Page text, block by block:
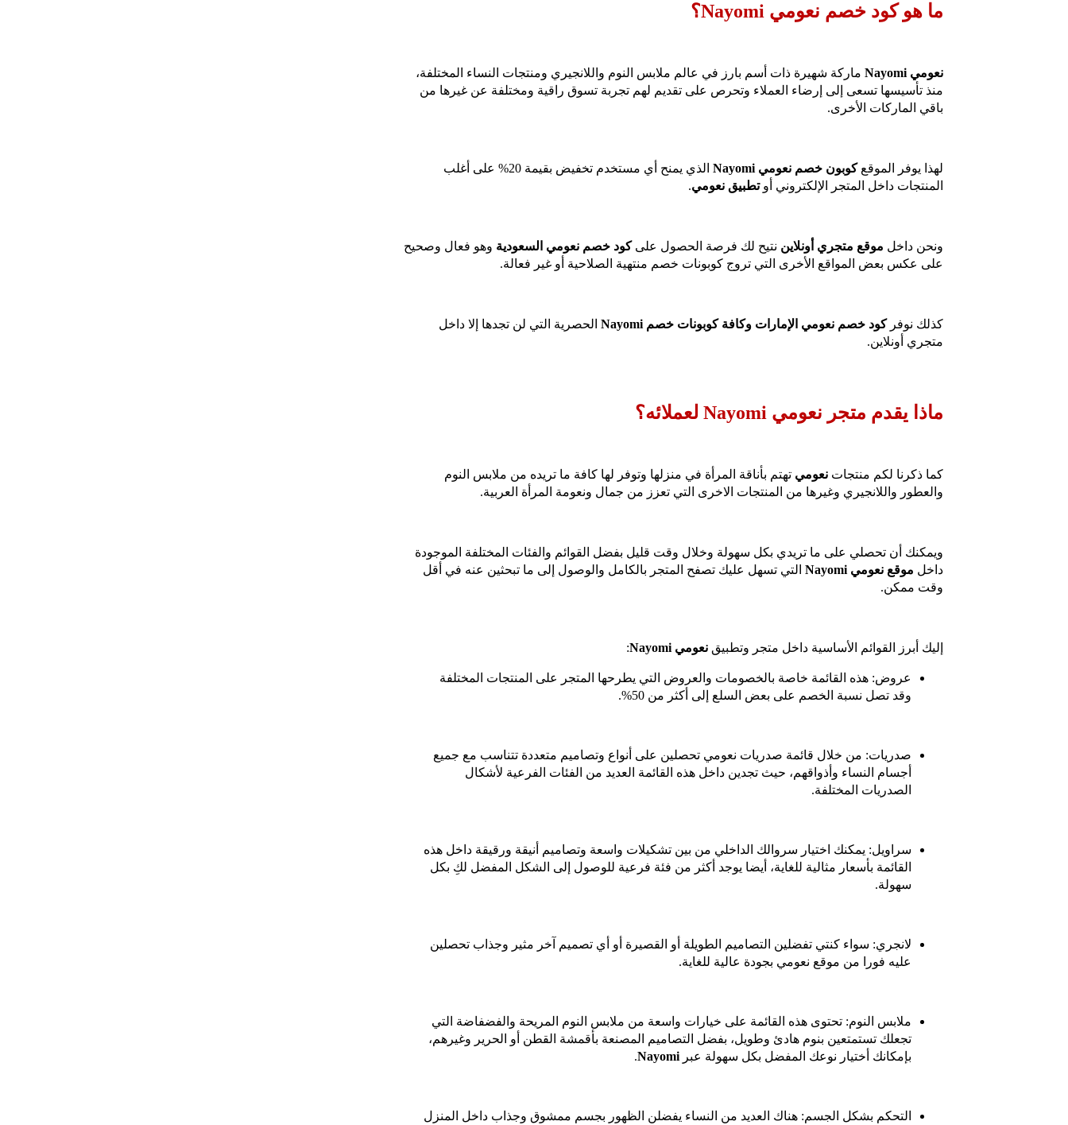
ما هو كود خصم نعومي Nayomi؟
نعومي Nayomi
ماركة شهيرة ذات أسم بارز في عالم ملابس النوم واللانجيري ومنتجات النساء المختلفة،
منذ تأسيسها تسعى إلى إرضاء العملاء وتحرص على تقديم لهم تجربة تسوق راقية ومختلفة عن غيرها من
باقي الماركات الأخرى.
لهذا يوفر الموقعكوبون خصم نعومي Nayomi
الذي يمنح أي مستخدم تخفيض بقيمة 20% على أغلب
المنتجات داخل المتجر الإلكتروني أوتطبيق نعومي.
ونحن داخل موقع متجري أونلاين نتيح لك فرصة الحصول علىكود خصم نعومي السعودية وهو فعال وصحيح
على عكس بعض المواقع الأخرى التي تروج كوبونات خصم منتهية الصلاحية أو غير فعالة.
كذلك نوفركود خصم نعومي الإمارات وكافة كوبونات خصم Nayomi
الحصرية التي لن تجدها إلا داخل
متجري أونلاين.
ماذا يقدم متجر نعومي Nayomi لعملائه؟
كما ذكرنا لكم منتجات نعومي تهتم بأناقة المرأة في منزلها وتوفر لها كافة ما تريده من ملابس النوم
والعطور واللانجيري وغيرها من المنتجات الاخرى التي تعزز من جمال ونعومة المرأة العربية.
ويمكنك أن تحصلي على ما تريدي بكل سهولة وخلال وقت قليل بفضل القوائم والفئات المختلفة الموجودة
داخل موقع نعومي Nayomi
التي تسهل عليك تصفح المتجر بالكامل والوصول إلى ما تبحثين عنه في أقل
وقت ممكن.
إليك أبرز القوائم الأساسية داخل متجر وتطبيق نعومي Nayomi :
عروض: هذه القائمة خاصة بالخصومات والعروض التي يطرحها المتجر على المنتجات المختلفة
وقد تصل نسبة الخصم على بعض السلع إلى أكثر من 50%.
صدريات: من خلال قائمة صدريات نعومي تحصلين على أنواع وتصاميم متعددة تتناسب مع جميع
أجسام النساء وأذواقهم، حيث تجدين داخل هذه القائمة العديد من الفئات الفرعية لأشكال
الصدريات المختلفة.
سراويل: يمكنك اختيار سروالك الداخلي من بين تشكيلات واسعة وتصاميم أنيقة ورقيقة داخل هذه
القائمة بأسعار مثالية للغاية، أيضا يوجد أكثر من فئة فرعية للوصول إلى الشكل المفضل لكِ بكل
سهولة.
لانجري: سواء كنتي تفضلين التصاميم الطويلة أو القصيرة أو أي تصميم آخر مثير وجذاب تحصلين
عليه فورا من موقع نعومي بجودة عالية للغاية.
ملابس النوم: تحتوى هذه القائمة على خيارات واسعة من ملابس النوم المريحة والفضفاضة التي
تجعلك تستمتعين بنوم هادئ وطويل، بفضل التصاميم المصنعة بأقمشة القطن أو الحرير وغيرهم،
بإمكانك أختيار نوعك المفضل بكل سهولة عبر Nayomi
.
التحكم بشكل الجسم: هناك العديد من النساء يفضلن الظهور بجسم ممشوق وجذاب داخل المنزل